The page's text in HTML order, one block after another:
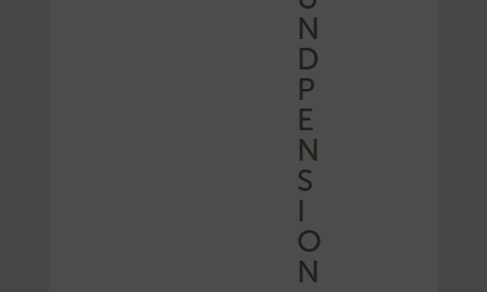
N
D
P
E
N
S
I
O
N